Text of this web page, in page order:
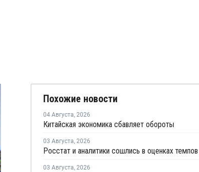
Похожие новости
04 Августа, 2026
Китайская экономика сбавляет обороты
03 Августа, 2026
03 Августа, 2026